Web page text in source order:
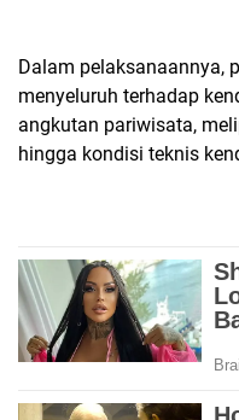
Dalam pelaksanaannya,
menyeluruh terhadap
angkutan pariwisata,
hingga kondisi teknis